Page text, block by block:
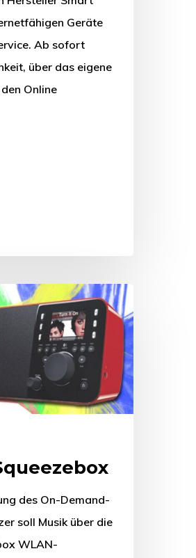
Geräte
Ab sofort
über das eigene
Online
des On-Demand-
soll Musik über die
WLAN-